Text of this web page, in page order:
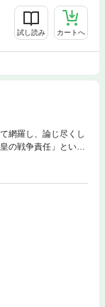
試し読み カートへ
網羅し、論じ尽くし
の戦争責任」という
り越えるためには必
までの「社会」「戦
在の感度にまで繋が
嗣～